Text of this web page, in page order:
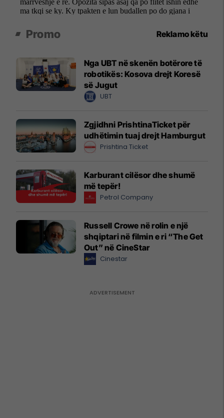
Promo Reklamo këtu
Nga UBT në skenën botërore të
robotikës: Kosova drejt Koresë
së Jugut
UBT
Zgjidhni PrishtinaTicket për
udhëtimin tuaj drejt Hamburgut
Prishtina Ticket
Karburant cilësor dhe shumë
më tepër!
Petrol Company
Russell Crowe në rolin e një
shqiptari në filmin e ri “The Get
Out” në CineStar
Cinestar